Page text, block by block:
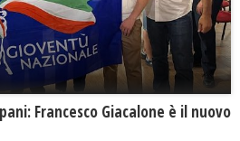
Francesco Giacalone è il nuovo